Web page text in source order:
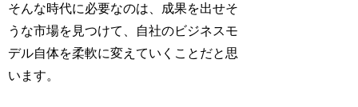
そんな時代に必要なのは、成果を出せそ
うな市場を見つけて、自社のビジネスモ
デル自体を柔軟に変えていくことだと思
います。